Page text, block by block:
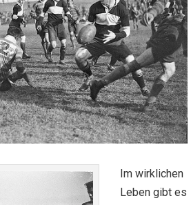
Im wirklichen
Leben gibt es